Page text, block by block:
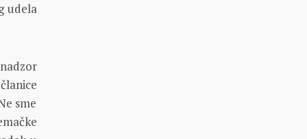
udela
sme